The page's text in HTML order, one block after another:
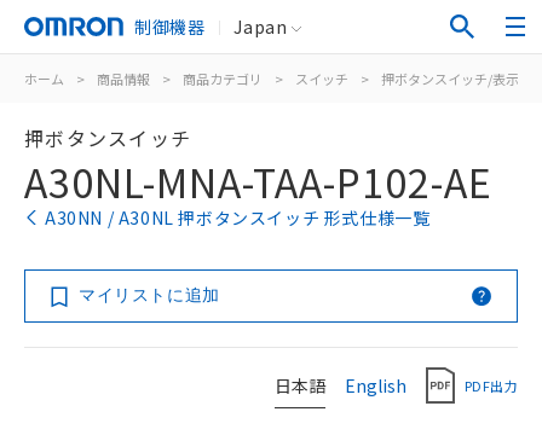
制御機器 Japan
ホーム > 商品情報 > 商品カテゴリ > スイッチ > 押ボタンスイッチ/表示灯
押ボタンスイッチ
A30NL-MNA-TAA-P102-AE
A30NN / A30NL 押ボタンスイッチ 形式仕様一覧
マイリストに追加
日本語 English PDF出力